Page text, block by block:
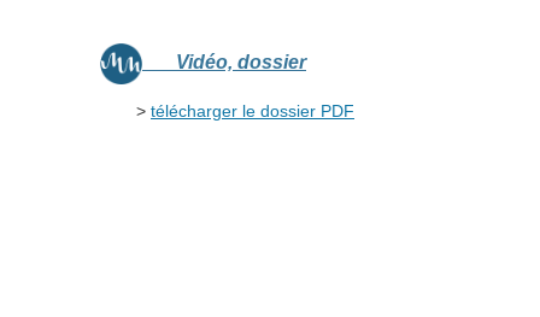
Vidéo, dossier
> télécharger le dossier PDF